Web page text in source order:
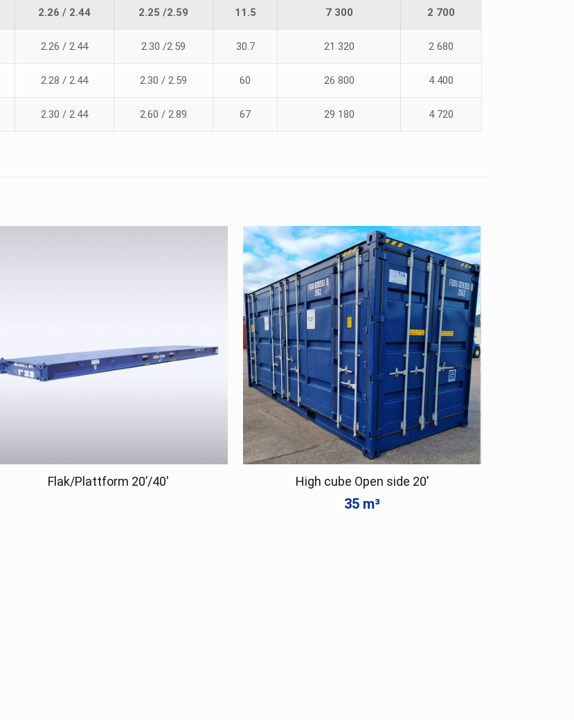
2.26 / 2.44 2.25 /2.59 11.5 7 300 2 700
2.26 / 2.44 2.30 /2.59 30.7 21 320 2 680
2.28 / 2.44 2.30 / 2.59 60 26 800 4 400
2.30 / 2.44 2.60 / 2.89 67 29 180 4 720
Flak/Plattform 20’/40′ High cube Open side 20’
35 m³